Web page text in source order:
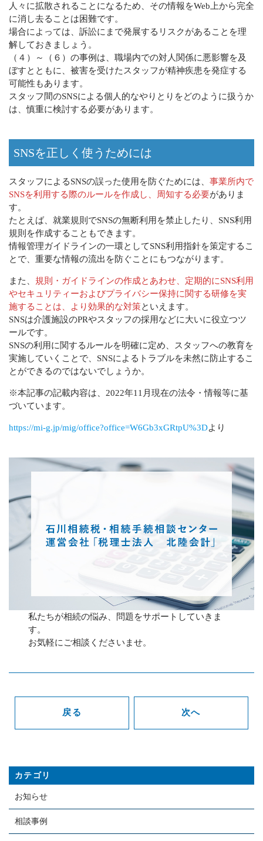
人々に拡散されることになるため、その情報をWeb上から完全
に消し去ることは困難です。
場合によっては、訴訟にまで発展するリスクがあることを理
解しておきましょう。
（４）～（６）の事例は、職場内での対人関係に悪影響を及
ぼすとともに、被害を受けたスタッフが精神疾患を発症する
可能性もあります。
スタッフ間のSNSによる個人的なやりとりをどのように扱うか
は、慎重に検討する必要があります。
SNSを正しく使うためには
スタッフによるSNSの誤った使用を防ぐためには、 事業所内で
SNSを利用する際のルールを作成し、周知する必要がありま
す。
たとえば、就業規則でSNSの無断利用を禁止したり、SNS利用
規則を作成することもできます。
情報管理ガイドラインの一環としてSNS利用指針を策定するこ
とで、重要な情報の流出を防ぐことにもつながります。
また、 規則・ガイドラインの作成とあわせ、定期的にSNS利用
やセキュリティーおよびプライバシー保持に関する研修を実
施することは、より効果的な対策といえます。
SNSは介護施設のPRやスタッフの採用などに大いに役立つツ
ールです。
SNSの利用に関するルールを明確に定め、スタッフへの教育を
実施していくことで、SNSによるトラブルを未然に防止するこ
とができるのではないでしょうか。
※本記事の記載内容は、2022年11月現在の法令・情報等に基
づいています。
https://mi-g.jp/mig/office?office=W6Gb3xGRtpU%3Dより
私たちが相続の悩み、問題をサポートしていきま
す。
お気軽にご相談くださいませ。
戻る 次へ
カテゴリ
お知らせ
相談事例